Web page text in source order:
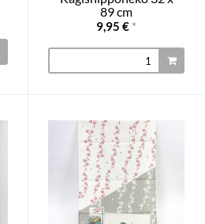
89 cm
9,95 € *